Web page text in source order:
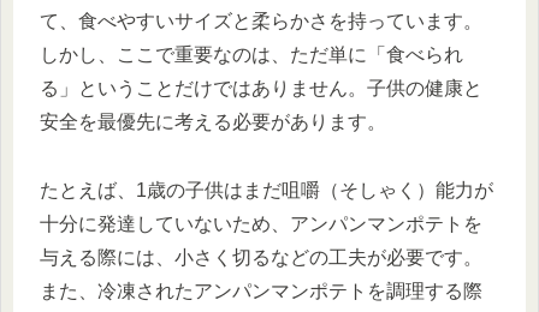
て、食べやすいサイズと柔らかさを持っています。
しかし、ここで重要なのは、ただ単に「食べられ
る」ということだけではありません。子供の健康と
安全を最優先に考える必要があります。
たとえば、1歳の子供はまだ咀嚼（そしゃく）能力が
十分に発達していないため、アンパンマンポテトを
与える際には、小さく切るなどの工夫が必要です。
また、冷凍されたアンパンマンポテトを調理する際